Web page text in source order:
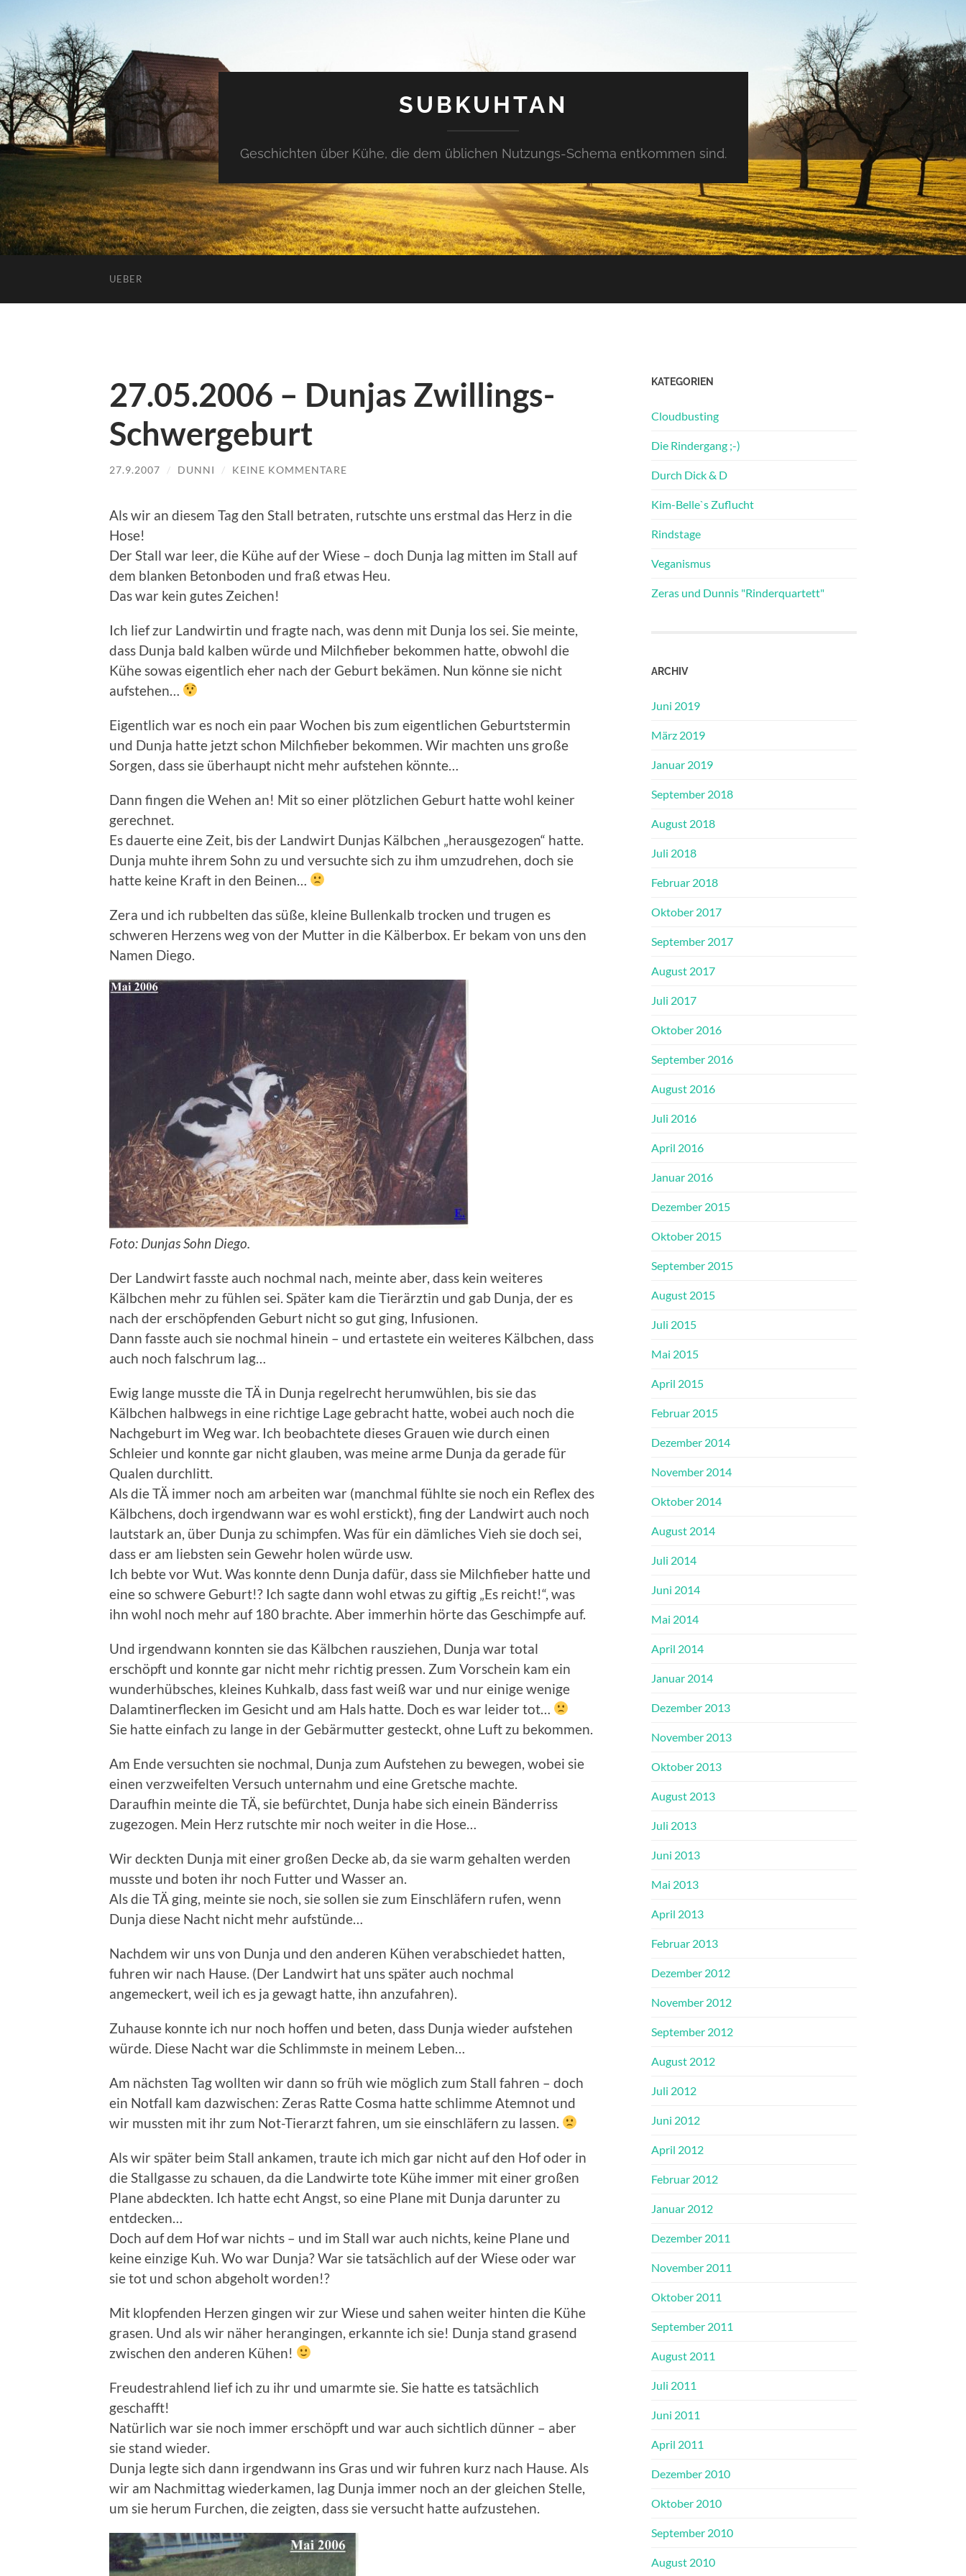
SUBKUHTAN
Geschichten über Kühe, die dem üblichen Nutzungs-Schema entkommen sind.
UEBER
27.05.2006 – Dunjas Zwillings-
Schwergeburt
27.9.2007 / DUNNI / KEINE KOMMENTARE
Als wir an diesem Tag den Stall betraten, rutschte uns erstmal das Herz in die
Hose!
Der Stall war leer, die Kühe auf der Wiese – doch Dunja lag mitten im Stall auf
dem blanken Betonboden und fraß etwas Heu.
Das war kein gutes Zeichen!
Ich lief zur Landwirtin und fragte nach, was denn mit Dunja los sei. Sie meinte,
dass Dunja bald kalben würde und Milchfieber bekommen hatte, obwohl die
Kühe sowas eigentlich eher nach der Geburt bekämen. Nun könne sie nicht
aufstehen…
Eigentlich war es noch ein paar Wochen bis zum eigentlichen Geburtstermin
und Dunja hatte jetzt schon Milchfieber bekommen. Wir machten uns große
Sorgen, dass sie überhaupt nicht mehr aufstehen könnte…
Dann fingen die Wehen an! Mit so einer plötzlichen Geburt hatte wohl keiner
gerechnet.
Es dauerte eine Zeit, bis der Landwirt Dunjas Kälbchen „herausgezogen“ hatte.
Dunja muhte ihrem Sohn zu und versuchte sich zu ihm umzudrehen, doch sie
hatte keine Kraft in den Beinen…
Zera und ich rubbelten das süße, kleine Bullenkalb trocken und trugen es
schweren Herzens weg von der Mutter in die Kälberbox. Er bekam von uns den
Namen Diego.
Foto: Dunjas Sohn Diego.
Der Landwirt fasste auch nochmal nach, meinte aber, dass kein weiteres
Kälbchen mehr zu fühlen sei. Später kam die Tierärztin und gab Dunja, der es
nach der erschöpfenden Geburt nicht so gut ging, Infusionen.
Dann fasste auch sie nochmal hinein – und ertastete ein weiteres Kälbchen, dass
auch noch falschrum lag…
Ewig lange musste die TÄ in Dunja regelrecht herumwühlen, bis sie das
Kälbchen halbwegs in eine richtige Lage gebracht hatte, wobei auch noch die
Nachgeburt im Weg war. Ich beobachtete dieses Grauen wie durch einen
Schleier und konnte gar nicht glauben, was meine arme Dunja da gerade für
Qualen durchlitt.
Als die TÄ immer noch am arbeiten war (manchmal fühlte sie noch ein Reflex des
Kälbchens, doch irgendwann war es wohl erstickt), fing der Landwirt auch noch
lautstark an, über Dunja zu schimpfen. Was für ein dämliches Vieh sie doch sei,
dass er am liebsten sein Gewehr holen würde usw.
Ich bebte vor Wut. Was konnte denn Dunja dafür, dass sie Milchfieber hatte und
eine so schwere Geburt!? Ich sagte dann wohl etwas zu giftig „Es reicht!“, was
ihn wohl noch mehr auf 180 brachte. Aber immerhin hörte das Geschimpfe auf.
Und irgendwann konnten sie das Kälbchen rausziehen, Dunja war total
erschöpft und konnte gar nicht mehr richtig pressen. Zum Vorschein kam ein
wunderhübsches, kleines Kuhkalb, dass fast weiß war und nur einige wenige
Dalamtinerflecken im Gesicht und am Hals hatte. Doch es war leider tot…
Sie hatte einfach zu lange in der Gebärmutter gesteckt, ohne Luft zu bekommen.
Am Ende versuchten sie nochmal, Dunja zum Aufstehen zu bewegen, wobei sie
einen verzweifelten Versuch unternahm und eine Gretsche machte.
Daraufhin meinte die TÄ, sie befürchtet, Dunja habe sich einein Bänderriss
zugezogen. Mein Herz rutschte mir noch weiter in die Hose…
Wir deckten Dunja mit einer großen Decke ab, da sie warm gehalten werden
musste und boten ihr noch Futter und Wasser an.
Als die TÄ ging, meinte sie noch, sie sollen sie zum Einschläfern rufen, wenn
Dunja diese Nacht nicht mehr aufstünde…
Nachdem wir uns von Dunja und den anderen Kühen verabschiedet hatten,
fuhren wir nach Hause. (Der Landwirt hat uns später auch nochmal
angemeckert, weil ich es ja gewagt hatte, ihn anzufahren).
Zuhause konnte ich nur noch hoffen und beten, dass Dunja wieder aufstehen
würde. Diese Nacht war die Schlimmste in meinem Leben…
Am nächsten Tag wollten wir dann so früh wie möglich zum Stall fahren – doch
ein Notfall kam dazwischen: Zeras Ratte Cosma hatte schlimme Atemnot und
wir mussten mit ihr zum Not-Tierarzt fahren, um sie einschläfern zu lassen.
Als wir später beim Stall ankamen, traute ich mich gar nicht auf den Hof oder in
die Stallgasse zu schauen, da die Landwirte tote Kühe immer mit einer großen
Plane abdeckten. Ich hatte echt Angst, so eine Plane mit Dunja darunter zu
entdecken…
Doch auf dem Hof war nichts – und im Stall war auch nichts, keine Plane und
keine einzige Kuh. Wo war Dunja? War sie tatsächlich auf der Wiese oder war
sie tot und schon abgeholt worden!?
Mit klopfenden Herzen gingen wir zur Wiese und sahen weiter hinten die Kühe
grasen. Und als wir näher herangingen, erkannte ich sie! Dunja stand grasend
zwischen den anderen Kühen!
Freudestrahlend lief ich zu ihr und umarmte sie. Sie hatte es tatsächlich
geschafft!
Natürlich war sie noch immer erschöpft und war auch sichtlich dünner – aber
sie stand wieder.
Dunja legte sich dann irgendwann ins Gras und wir fuhren kurz nach Hause. Als
wir am Nachmittag wiederkamen, lag Dunja immer noch an der gleichen Stelle,
um sie herum Furchen, die zeigten, dass sie versucht hatte aufzustehen.
KATEGORIEN
Cloudbusting
Die Rindergang ;-)
Durch Dick & D
Kim-Belle`s Zuflucht
Rindstage
Veganismus
Zeras und Dunnis "Rinderquartett"
ARCHIV
Juni 2019
März 2019
Januar 2019
September 2018
August 2018
Juli 2018
Februar 2018
Oktober 2017
September 2017
August 2017
Juli 2017
Oktober 2016
September 2016
August 2016
Juli 2016
April 2016
Januar 2016
Dezember 2015
Oktober 2015
September 2015
August 2015
Juli 2015
Mai 2015
April 2015
Februar 2015
Dezember 2014
November 2014
Oktober 2014
August 2014
Juli 2014
Juni 2014
Mai 2014
April 2014
Januar 2014
Dezember 2013
November 2013
Oktober 2013
August 2013
Juli 2013
Juni 2013
Mai 2013
April 2013
Februar 2013
Dezember 2012
November 2012
September 2012
August 2012
Juli 2012
Juni 2012
April 2012
Februar 2012
Januar 2012
Dezember 2011
November 2011
Oktober 2011
September 2011
August 2011
Juli 2011
Juni 2011
April 2011
Dezember 2010
Oktober 2010
September 2010
August 2010